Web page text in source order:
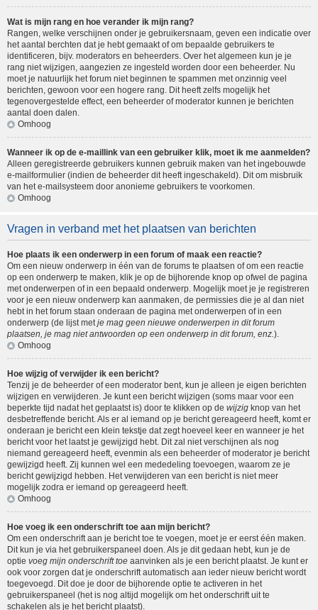
Wat is mijn rang en hoe verander ik mijn rang?
Rangen, welke verschijnen onder je gebruikersnaam, geven een indicatie over
het aantal berchten dat je hebt gemaakt of om bepaalde gebruikers te
identificeren, bijv. moderators en beheerders. Over het algemeen kun je je
rang niet wijzigen, aangezien ze ingesteld worden door een beheerder. Nu
moet je natuurlijk het forum niet beginnen te spammen met onzinnig veel
berichten, gewoon voor een hogere rang. Dit heeft zelfs mogelijk het
tegenovergestelde effect, een beheerder of moderator kunnen je berichten
aantal doen dalen.
Omhoog
Wanneer ik op de e-maillink van een gebruiker klik, moet ik me aanmelden?
Alleen geregistreerde gebruikers kunnen gebruik maken van het ingebouwde
e-mailformulier (indien de beheerder dit heeft ingeschakeld). Dit om misbruik
van het e-mailsysteem door anonieme gebruikers te voorkomen.
Omhoog
Vragen in verband met het plaatsen van berichten
Hoe plaats ik een onderwerp in een forum of maak een reactie?
Om een nieuw onderwerp in één van de forums te plaatsen of om een reactie
op een onderwerp te maken, klik je op de bijhorende knop op ofwel de pagina
met onderwerpen of in een bepaald onderwerp. Mogelijk moet je je registreren
voor je een nieuw onderwerp kan aanmaken, de permissies die je al dan niet
hebt in het forum staan onderaan de pagina met onderwerpen of in een
onderwerp (de lijst metje mag geen nieuwe onderwerpen in dit forum
plaatsen, je mag niet antwoorden op een onderwerp in dit forum, enz.).
Omhoog
Hoe wijzig of verwijder ik een bericht?
Tenzij je de beheerder of een moderator bent, kun je alleen je eigen berichten
wijzigen en verwijderen. Je kunt een bericht wijzigen (soms maar voor een
beperkte tijd nadat het geplaatst is) door te klikken op de wijzig knop van het
desbetreffende bericht. Als er al iemand op je bericht gereageerd heeft, komt er
onderaan je bericht een klein tekstje dat zegt hoeveel keer en wanneer je het
bericht voor het laatst je gewijzigd hebt. Dit zal niet verschijnen als nog
niemand gereageerd heeft, evenmin als een beheerder of moderator je bericht
gewijzigd heeft. Zij kunnen wel een mededeling toevoegen, waarom ze je
bericht gewijzigd hebben. Het verwijderen van een bericht is niet meer
mogelijk zodra er iemand op gereageerd heeft.
Omhoog
Hoe voeg ik een onderschrift toe aan mijn bericht?
Om een onderschrift aan je bericht toe te voegen, moet je er eerst één maken.
Dit kun je via het gebruikerspaneel doen. Als je dit gedaan hebt, kun je de
optie voeg mijn onderschrift toe aanvinken als je een bericht plaatst. Je kunt er
ook voor zorgen dat je onderschrift automatisch aan ieder nieuw bericht wordt
toegevoegd. Dit doe je door de bijhorende optie te activeren in het
gebruikerspaneel (het is nog altijd mogelijk om het onderschrift uit te
schakelen als je het bericht plaatst).